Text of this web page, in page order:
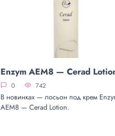
Enzym AEM8 — Cerad
0 742
В новинках — лосьон под крем
AEM8 — Cerad Lotion.